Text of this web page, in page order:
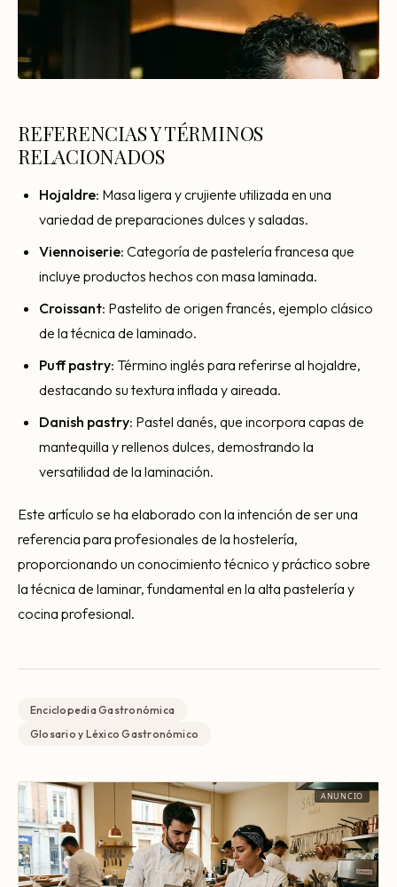
REFERENCIAS Y TÉRMINOS
RELACIONADOS
Hojaldre: Masa ligera y crujiente utilizada en una
variedad de preparaciones dulces y saladas.
Viennoiserie: Categoría de pastelería francesa que
incluye productos hechos con masa laminada.
Croissant: Pastelito de origen francés, ejemplo clásico
de la técnica de laminado.
Puff pastry: Término inglés para referirse al hojaldre,
destacando su textura inflada y aireada.
Danish pastry: Pastel danés, que incorpora capas de
mantequilla y rellenos dulces, demostrando la
versatilidad de la laminación.
Este artículo se ha elaborado con la intención de ser una
referencia para profesionales de la hostelería,
proporcionando un conocimiento técnico y práctico sobre
la técnica de laminar, fundamental en la alta pastelería y
cocina profesional.
Enciclopedia Gastronómica
Glosario y Léxico Gastronómico
ANUNCIO